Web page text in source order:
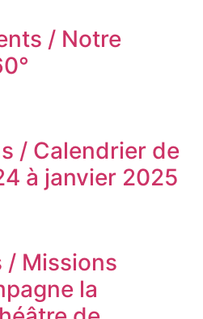
/ Notre
/ Calendrier de
à janvier 2025
/ Missions
la